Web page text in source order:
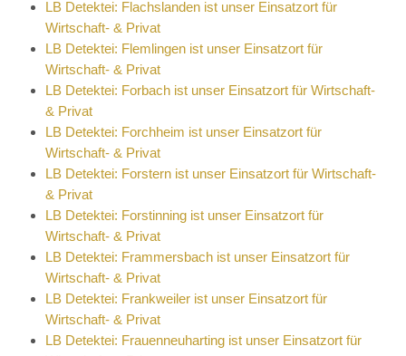
LB Detektei: Flachslanden ist unser Einsatzort für
Wirtschaft- & Privat
LB Detektei: Flemlingen ist unser Einsatzort für
Wirtschaft- & Privat
LB Detektei: Forbach ist unser Einsatzort für Wirtschaft-
& Privat
LB Detektei: Forchheim ist unser Einsatzort für
Wirtschaft- & Privat
LB Detektei: Forstern ist unser Einsatzort für Wirtschaft-
& Privat
LB Detektei: Forstinning ist unser Einsatzort für
Wirtschaft- & Privat
LB Detektei: Frammersbach ist unser Einsatzort für
Wirtschaft- & Privat
LB Detektei: Frankweiler ist unser Einsatzort für
Wirtschaft- & Privat
LB Detektei: Frauenneuharting ist unser Einsatzort für